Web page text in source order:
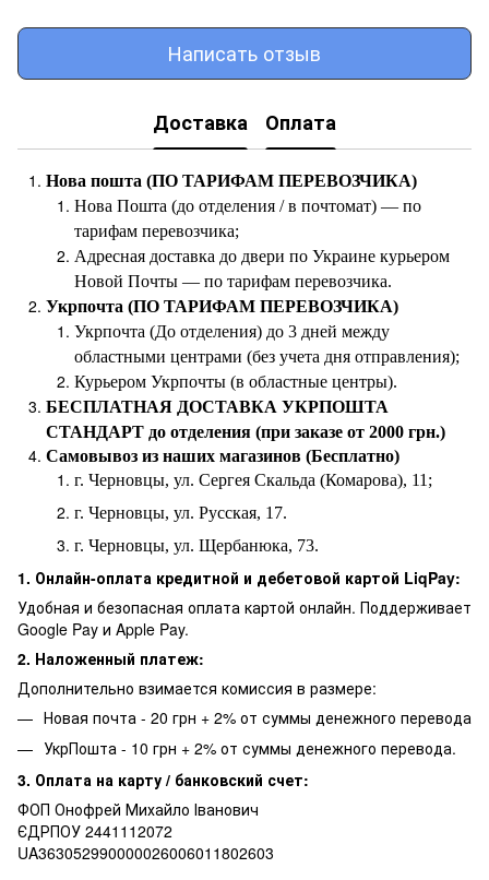
Написать отзыв
Доставка Оплата
Нова пошта (ПО ТАРИФАМ ПЕРЕВОЗЧИКА)
Нова Пошта (до отделения / в почтомат) — по
тарифам перевозчика;
Адресная доставка до двери по Украине курьером
Новой Почты — по тарифам перевозчика.
Укрпочта (ПО ТАРИФАМ ПЕРЕВОЗЧИКА)
Укрпочта (До отделения) до 3 дней между
областными центрами (без учета дня отправления);
Курьером Укрпочты (в областные центры).
БЕСПЛАТНАЯ ДОСТАВКА УКРПОШТА
СТАНДАРТ до отделения (при заказе от 2000 грн.)
Самовывоз из наших магазинов (Бесплатно)
г. Черновцы, ул. Сергея Скальда (Комарова), 11;
г. Черновцы, ул. Русская, 17.
г. Черновцы, ул. Щербанюка, 73.
1. Онлайн-оплата кредитной и дебетовой картой LiqPay:
Удобная и безопасная оплата картой онлайн. Поддерживает
Google Pay и Apple Pay.
2. Наложенный платеж:
Дополнительно взимается комиссия в размере:
Новая почта - 20 грн + 2% от суммы денежного перевода
УкрПошта - 10 грн + 2% от суммы денежного перевода.
3. Оплата на карту / банковский счет:
ФОП Онофрей Михайло Іванович
ЄДРПОУ 2441112072
UA363052990000026006011802603